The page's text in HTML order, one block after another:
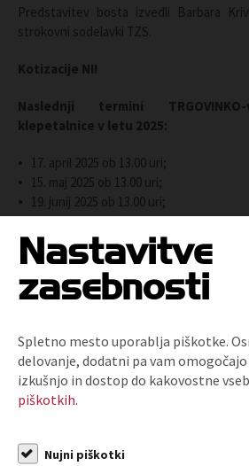
Predstavitev bosta izvedli Barbara
strokovni sodelavki TZS.
Kotizacije NI!
Naslednji termini
klepetalnice v letu 2025:
17. april 2025 ob 13.00 uri;
15. maj 2025 ob 13.00 uri;
19. junij 2025 ob 13.00 uri;
18. september 2025 ob 13.00 uri;
16. oktober 2025 ob 13.00 uri;
20. november 2025 ob 13.00 uri.
Vljudno vabljeni k udeležbi!
Nastavitve
zasebnosti
Spletno mesto uporablja piškotke.
delovanje, dodatni pa vam
izkušnjo in dostop do kakovostne
piškotkih.
Nujni piškotki